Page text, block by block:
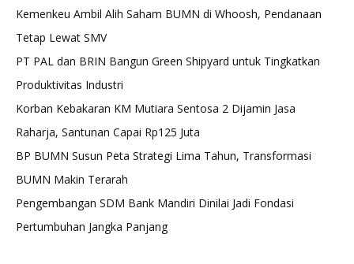
Kemenkeu Ambil Alih Saham BUMN di Whoosh, Pendanaan
Tetap Lewat SMV
PT PAL dan BRIN Bangun Green Shipyard untuk Tingkatkan
Produktivitas Industri
Korban Kebakaran KM Mutiara Sentosa 2 Dijamin Jasa
Raharja, Santunan Capai Rp125 Juta
BP BUMN Susun Peta Strategi Lima Tahun, Transformasi
BUMN Makin Terarah
Pengembangan SDM Bank Mandiri Dinilai Jadi Fondasi
Pertumbuhan Jangka Panjang